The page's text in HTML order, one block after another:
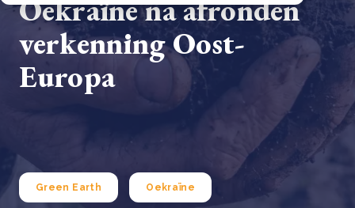
Oekraïne na afronden
verkenning Oost-
Europa
Green Earth Oekraïne